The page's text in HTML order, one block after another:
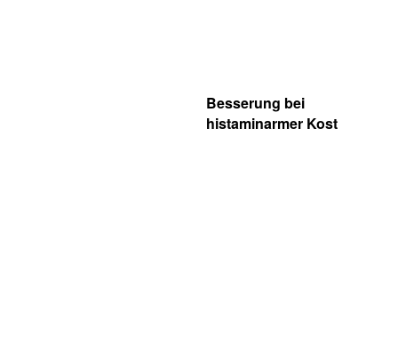
Besserung bei
histaminarmer Kost